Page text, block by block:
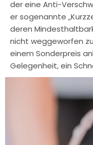
der eine Anti-
er sogenannte
deren
nicht weggeworfen
einem Sonderpreis
Gelegenheit, ein